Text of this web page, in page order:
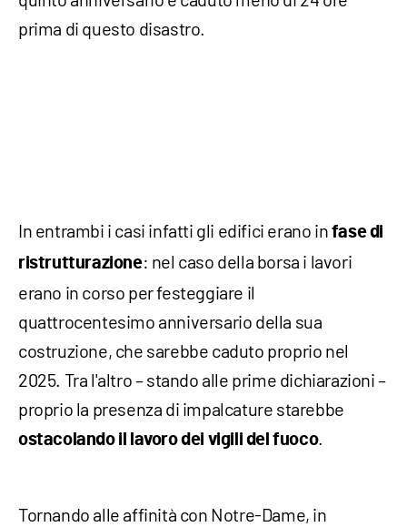
prima di questo disastro.
In entrambi i casi infatti gli edifici erano in fase di
ristrutturazione: nel caso della borsa i lavori
erano in corso per festeggiare il
quattrocentesimo anniversario della sua
costruzione, che sarebbe caduto proprio nel
2025. Tra l'altro – stando alle prime dichiarazioni –
proprio la presenza di impalcature starebbe
ostacolando il lavoro dei vigili del fuoco.
Tornando alle affinità con Notre-Dame, in